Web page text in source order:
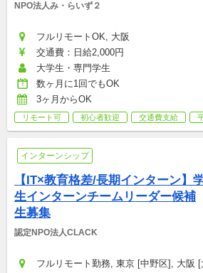
NPO法人み・らいず２
フルリモートOK, 大阪
交通費：日給2,000円
大学生・専門学生
数ヶ月に1回でもOK
3ヶ月からOK
リモート可 初心者歓迎 交通費支給
インターンシップ
【IT×教育格差/長期インターン】
生インターンチームリーダー候補
生募集
認定NPO法人CLACK
フルリモート勤務, 東京 [中野区], 大阪 [